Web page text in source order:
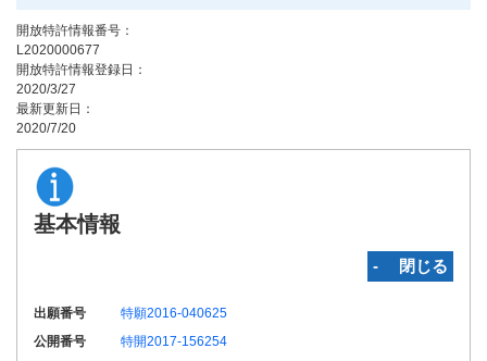
開放特許情報番号：
L2020000677
開放特許情報登録日：
2020/3/27
最新更新日：
2020/7/20
基本情報
‐ 閉じる
出願番号
特願2016-040625
公開番号
特開2017-156254